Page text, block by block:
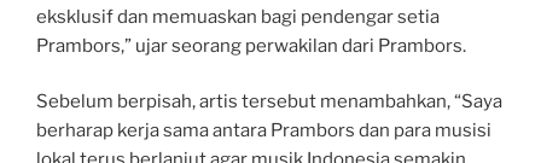
eksklusif dan memuaskan bagi pendengar setia
Prambors,” ujar seorang perwakilan dari Prambors.
Sebelum berpisah, artis tersebut menambahkan, “Saya
berharap kerja sama antara Prambors dan para musisi